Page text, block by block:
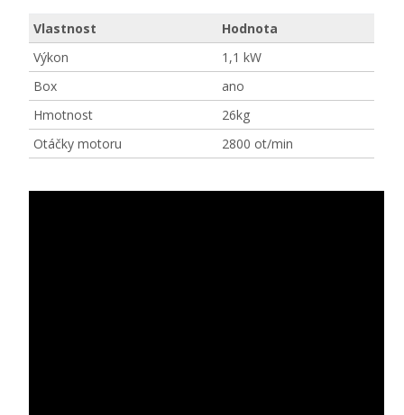
Vlastnost
Hodnota
Výkon
1,1 kW
Box
ano
Hmotnost
26kg
Otáčky motoru
2800 ot/min